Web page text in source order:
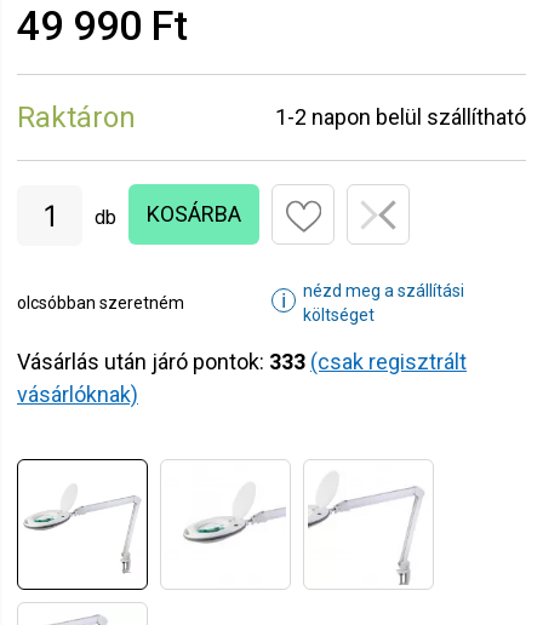
49 990 Ft
Raktáron 1-2 napon belül szállítható
db KOSÁRBA
olcsóbban szeretném ℹ
nézd meg a szállítási
költséget
Vásárlás után járó pontok: 333 (csak regisztrált
vásárlóknak)